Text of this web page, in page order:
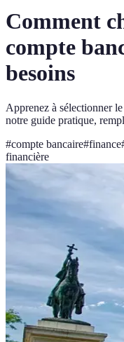
Comment
compte
besoins
Apprenez à sélectionner
notre guide pratique,
#compte bancaire#finance
financière